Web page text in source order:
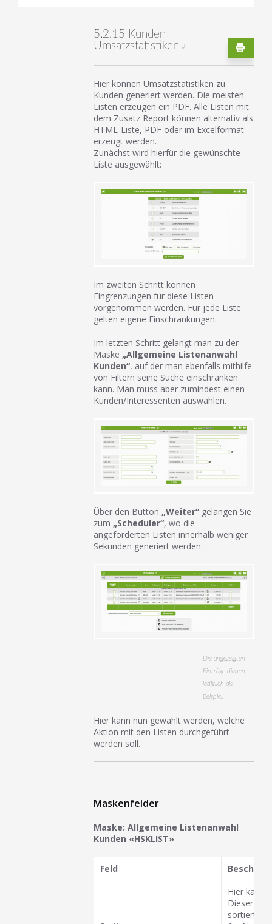
5.2.15 Kunden
Umsatzstatistiken #
Hier können Umsatzstatistiken zu
Kunden generiert werden. Die meisten
Listen erzeugen ein PDF. Alle Listen mit
dem Zusatz Report können alternativ als
HTML-Liste, PDF oder im Excelformat
erzeugt werden.
Zunächst wird hierfür die gewünschte
Liste ausgewählt:
Im zweiten Schritt können
Eingrenzungen für diese Listen
vorgenommen werden. Für jede Liste
gelten eigene Einschränkungen.
Im letzten Schritt gelangt man zu der
Maske „Allgemeine Listenanwahl
Kunden“, auf der man ebenfalls mithilfe
von Filtern seine Suche einschränken
kann. Man muss aber zumindest einen
Kunden/Interessenten auswählen.
Über den Button „Weiter“ gelangen Sie
zum „Scheduler“, wo die
angeforderten Listen innerhalb weniger
Sekunden generiert werden.
Die angezeigten
Einträge dienen
lediglich als
Beispiel.
Hier kann nun gewählt werden, welche
Aktion mit den Listen durchgeführt
werden soll.
Maskenfelder
Maske: Allgemeine Listenanwahl
Kunden «HSKLIST»
Feld
Hier kann
Dieser
sortiert